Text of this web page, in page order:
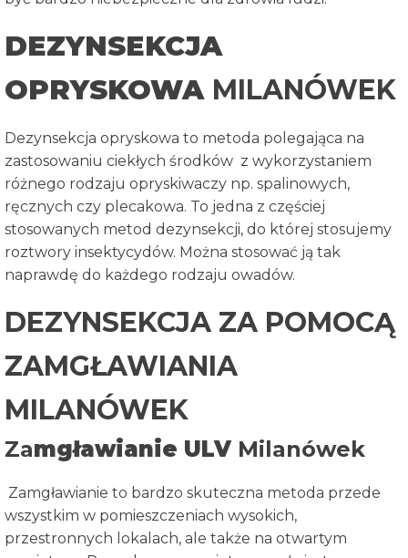
DEZYNSEKCJA
OPRYSKOWA MILANÓWEK
Dezynsekcja opryskowa to metoda polegająca na
zastosowaniu ciekłych środków z wykorzystaniem
różnego rodzaju opryskiwaczy np. spalinowych,
ręcznych czy plecakowa. To jedna z częściej
stosowanych metod dezynsekcji, do której stosujemy
roztwory insektycydów. Można stosować ją tak
naprawdę do każdego rodzaju owadów.
DEZYNSEKCJA ZA POMOCĄ
ZAMGŁAWIANIA
MILANÓWEK
Zamgławianie ULV Milanówek
Zamgławianie to bardzo skuteczna metoda przede
wszystkim w pomieszczeniach wysokich,
przestronnych lokalach, ale także na otwartym